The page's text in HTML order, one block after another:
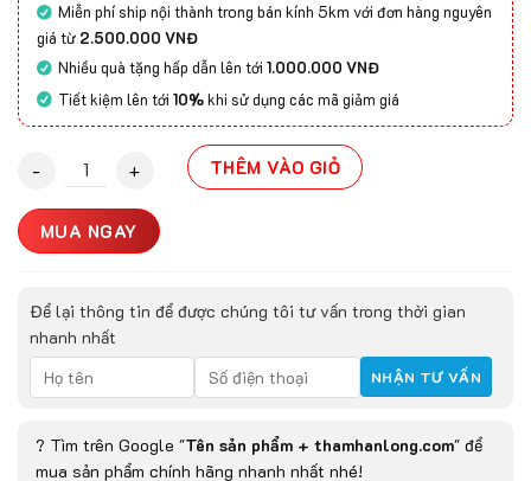
Miễn phí ship nội thành trong bán kính 5km với đơn hàng nguyên
giá từ 2.500.000 VNĐ
Nhiều quà tặng hấp dẫn lên tới1.000.000 VNĐ
Tiết kiệm lên tới10%khi sử dụng các mã giảm giá
Thảm cổ điển SIVAS -1200- 2413 quantity
THÊM VÀO GIỎ
MUA NGAY
Để lại thông tin để được chúng tôi tư vấn trong thời gian
nhanh nhất
? Tìm trên Google "Tên sản phẩm + thamhanlong.com" để
mua sản phẩm chính hãng nhanh nhất nhé!